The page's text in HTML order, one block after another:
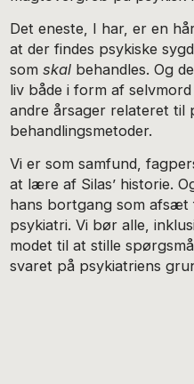
Det eneste, I har, er en
at der findes psykiske
somskal behandles. Og
liv både i form af
andre årsager relateret til
behandlingsmetoder.
Vi er som samfund,
at lære af Silas’ historie.
hans bortgang som afsæt
psykiatri. Vi bør alle,
modet til at stille
svaret på psykiatriens